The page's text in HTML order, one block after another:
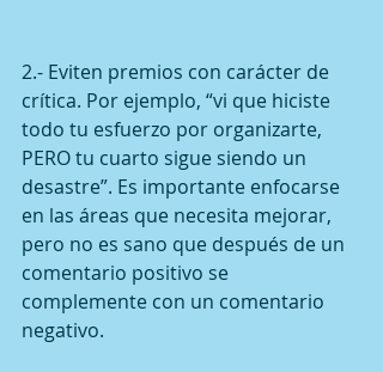
2.- Eviten premios con carácter de
crítica. Por ejemplo, “vi que hiciste
todo tu esfuerzo por organizarte,
PERO tu cuarto sigue siendo un
desastre”. Es importante enfocarse
en las áreas que necesita mejorar,
pero no es sano que después de un
comentario positivo se
complemente con un comentario
negativo.